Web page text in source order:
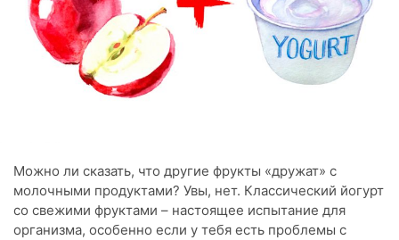
Можно ли сказать, что другие фрукты «дружат» с
молочными продуктами? Увы, нет. Классический йогурт
со свежими фруктами – настоящее испытание для
организма, особенно если у тебя есть проблемы с